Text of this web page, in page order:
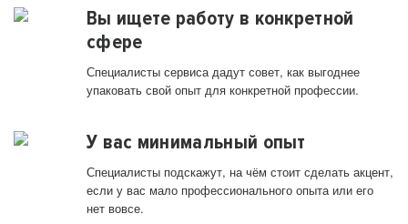
Вы ищете работу в конкретной
сфере
Специалисты сервиса дадут совет, как выгоднее
упаковать свой опыт для конкретной профессии.
У вас минимальный опыт
Специалисты подскажут, на чём стоит сделать акцент,
если у вас мало профессионального опыта или его
нет вовсе.